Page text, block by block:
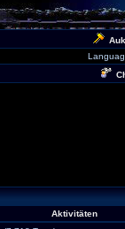
Aktivitäten